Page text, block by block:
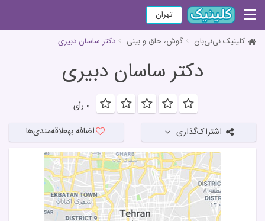
تهران
کلینیک نی‌نی‌بان گوش، حلق و بینی دکتر ساسان دبیری
دکتر ساسان دبیری
۰ رأی
اشتراک‌گذاری اضافه بهعلاقه‌مندی‌ها